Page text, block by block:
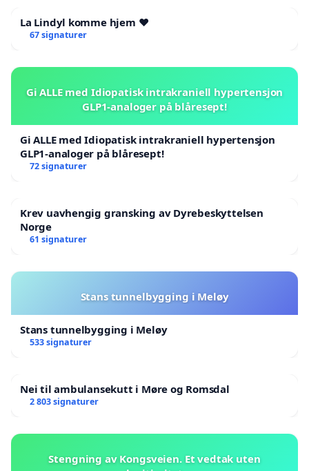
La Lindyl komme hjem ❤️
67 signaturer
Gi ALLE med Idiopatisk intrakraniell hypertensjon
GLP1-analoger på blåresept!
Gi ALLE med Idiopatisk intrakraniell hypertensjon
GLP1-analoger på blåresept!
72 signaturer
Krev uavhengig gransking av Dyrebeskyttelsen
Norge
61 signaturer
Stans tunnelbygging i Meløy
Stans tunnelbygging i Meløy
533 signaturer
Nei til ambulansekutt i Møre og Romsdal
2 803 signaturer
Stengning av Kongsveien. Et vedtak uten